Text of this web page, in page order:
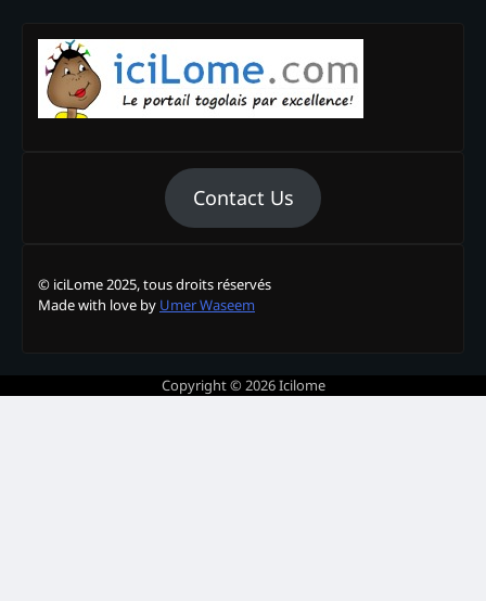
Contact Us
© iciLome 2025, tous droits réservés
Made with love by Umer Waseem
Copyright © 2026Icilome